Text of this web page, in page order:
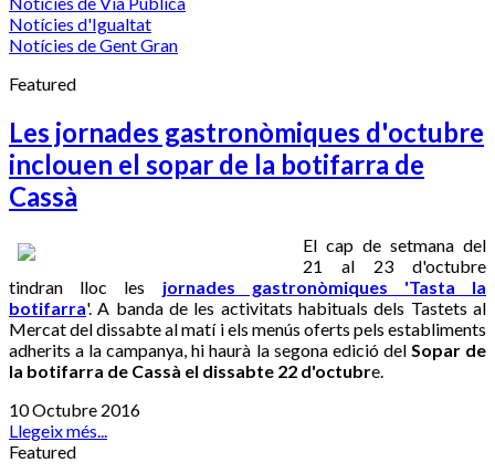
Notícies d'Igualtat
Notícies de Gent Gran
Featured
Les jornades gastronòmiques d'octubre
inclouen el sopar de la botifarra de
Cassà
El cap de setmana del
21 al 23 d'octubre
tindran lloc les jornades gastronòmiques 'Tasta la
botifarra'. A banda de les activitats habituals dels Tastets al
Mercat del dissabte al matí i els menús oferts pels establiments
adherits a la campanya, hi haurà la segona edició del Sopar de
la botifarra de Cassà el dissabte 22 d'octubre.
10 Octubre 2016
Llegeix més...
Featured